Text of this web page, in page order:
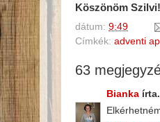
Köszönöm Szilvi!
dátum: 9:49
Címkék: adventi
63
Bianka